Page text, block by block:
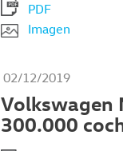
PDF
Imagen
02/12/2019
Volkswagen
300.000